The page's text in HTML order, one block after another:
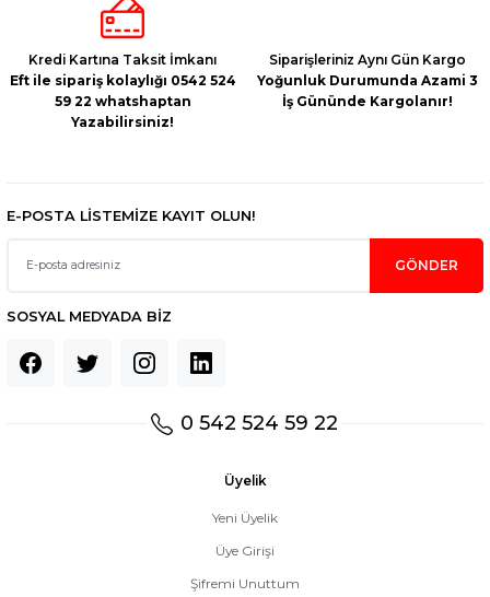
Bu ürüne benzer farklı alternatifler olmalı.
Kredi Kartına Taksit İmkanı
Eft ile sipariş kolaylığı 0542 524
59 22 whatshaptan
Yazabilirsiniz!
Siparişleriniz Aynı Gün Kargo
Yoğunluk Durumunda Azami 3
İş Gününde Kargolanır!
E-POSTA LİSTEMİZE KAYIT OLUN!
GÖNDER
SOSYAL MEDYADA BİZ
0 542 524 59 22
Üyelik
Yeni Üyelik
Üye Girişi
Şifremi Unuttum